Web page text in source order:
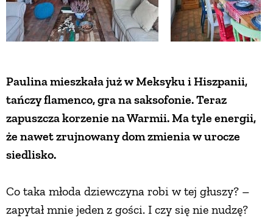
Paulina mieszkała już w Meksyku i Hiszpanii,
tańczy flamenco, gra na saksofonie. Teraz
zapuszcza korzenie na Warmii. Ma tyle energii,
że nawet zrujnowany dom zmienia w urocze
siedlisko.
Co taka młoda dziewczyna robi w tej głuszy? –
zapytał mnie jeden z gości. I czy się nie nudzę?
RĘKODZIEŁO
ZWYCZAJE
ZRÓB TO SAM
ŚNIADANIA